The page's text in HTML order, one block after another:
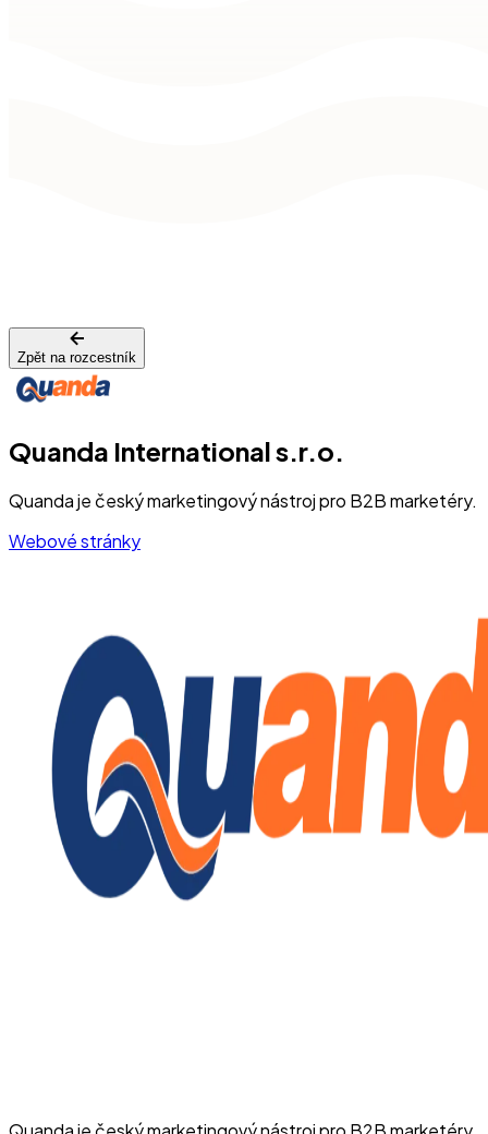
Zpět na rozcestník
Quanda International s.r.o.
Quanda je český marketingový nástroj pro B2B marketéry.
Webové stránky